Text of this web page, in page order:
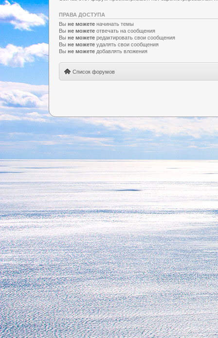
ПРАВА ДОСТУПА
Вы не можете начинать темы
Вы не можете отвечать на сообщения
Вы не можете редактировать свои сообщения
Вы не можете удалять свои сообщения
Вы не можете добавлять вложения
Список форумов